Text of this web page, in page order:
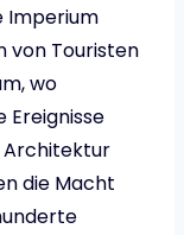
Imperium
von Touristen
wo
Ereignisse
Architektur
die Macht